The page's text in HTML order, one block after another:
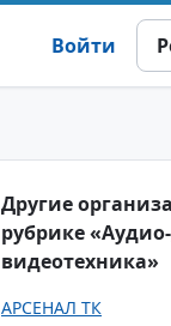
Войти
Другие
рубрике
видеотехника»
АРСЕНАЛ ТК